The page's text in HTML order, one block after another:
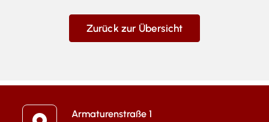
Zurück zur Übersicht
Armaturenstraße 1